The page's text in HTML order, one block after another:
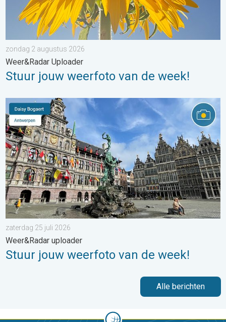
zondag 2 augustus 2026
Weer&Radar Uploader
Stuur jouw weerfoto van de week!
Stuur jouw weerfoto van de week!. Weer&Radar uploader. . .
zaterdag 25 juli 2026
Weer&Radar uploader
Stuur jouw weerfoto van de week!
Alle berichten